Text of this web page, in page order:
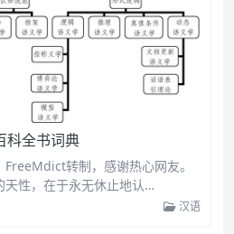
科全书词典
转制，感谢热心网友。
天性，在于永无休止地认…
汉语